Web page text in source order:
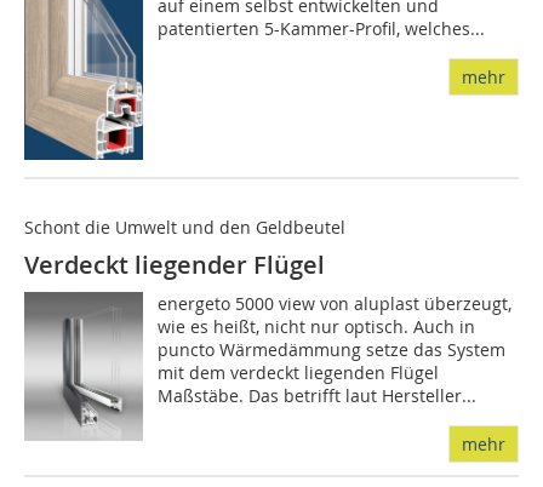
auf einem selbst entwickelten und
patentierten 5-Kammer-Profil, welches...
mehr
Schont die Umwelt und den Geldbeutel
Verdeckt liegender Flügel
energeto 5000 view von aluplast überzeugt,
wie es heißt, nicht nur optisch. Auch in
puncto Wärmedämmung setze das System
mit dem verdeckt liegenden Flügel
Maßstäbe. Das betrifft laut Hersteller...
mehr